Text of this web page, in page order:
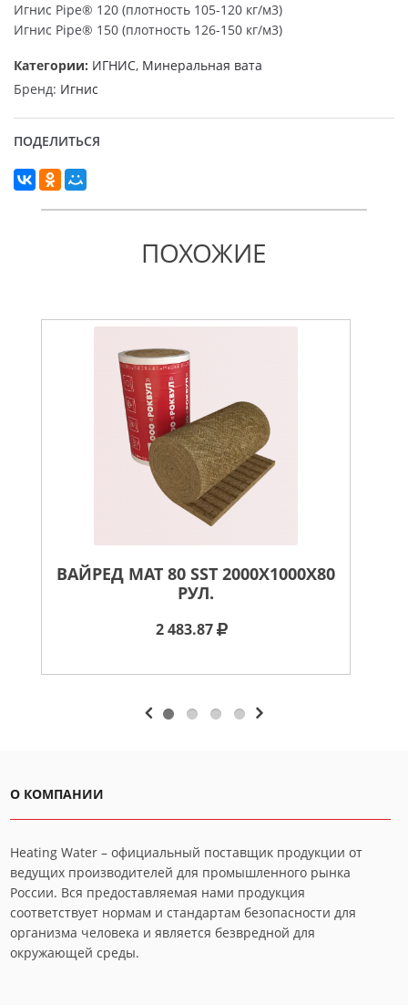
Игнис Pipe® 120 (плотность 105-120 кг/м3)
Игнис Pipe® 150 (плотность 126-150 кг/м3)
Категории: ИГНИС, Минеральная вата
Бренд: Игнис
ПОДЕЛИТЬСЯ
ПОХОЖИЕ
ВАЙРЕД МАТ 80 SST 2000X1000X80
РУЛ.
2 483.87
О КОМПАНИИ
Heating Water – официальный поставщик продукции от
ведущих производителей для промышленного рынка
России. Вся предоставляемая нами продукция
соответствует нормам и стандартам безопасности для
организма человека и является безвредной для
окружающей среды.